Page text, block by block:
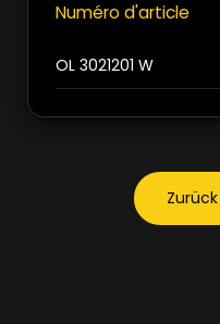
Numéro d'article
OL 3021201 W
>